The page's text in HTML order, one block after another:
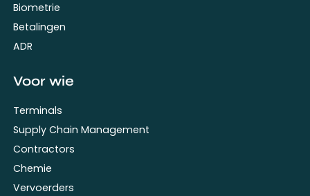
Biometrie
Betalingen
ADR
Voor wie
Terminals
Supply Chain Management
Contractors
Chemie
Vervoerders